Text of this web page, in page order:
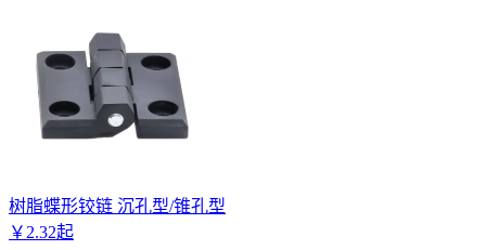
树脂蝶形铰链 沉孔型/锥孔型
￥ 2.32起